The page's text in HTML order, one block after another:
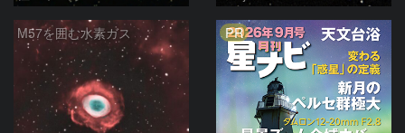
M57を囲む水素ガス PR